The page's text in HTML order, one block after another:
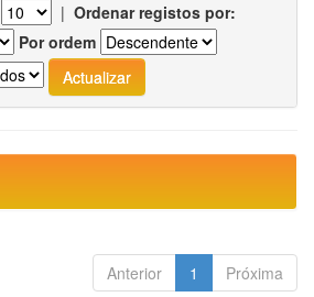
| Ordenar registos por:
Por ordem
Anterior 1 Próxima